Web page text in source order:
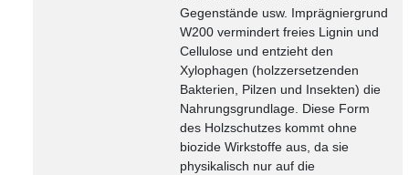
Gegenstände usw. Imprägniergrund
W200 vermindert freies Lignin und
Cellulose und entzieht den
Xylophagen (holzzersetzenden
Bakterien, Pilzen und Insekten) die
Nahrungsgrundlage. Diese Form
des Holzschutzes kommt ohne
biozide Wirkstoffe aus, da sie
physikalisch nur auf die